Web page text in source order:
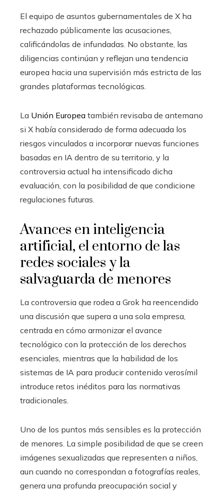
El equipo de asuntos gubernamentales de X ha
rechazado públicamente las acusaciones,
calificándolas de infundadas. No obstante, las
diligencias continúan y reflejan una tendencia
europea hacia una supervisión más estricta de las
grandes plataformas tecnológicas.
La Unión Europea también revisaba de antemano
si X había considerado de forma adecuada los
riesgos vinculados a incorporar nuevas funciones
basadas en IA dentro de su territorio, y la
controversia actual ha intensificado dicha
evaluación, con la posibilidad de que condicione
regulaciones futuras.
Avances en inteligencia
artificial, el entorno de las
redes sociales y la
salvaguarda de menores
La controversia que rodea a Grok ha reencendido
una discusión que supera a una sola empresa,
centrada en cómo armonizar el avance
tecnológico con la protección de los derechos
esenciales, mientras que la habilidad de los
sistemas de IA para producir contenido verosímil
introduce retos inéditos para las normativas
tradicionales.
Uno de los puntos más sensibles es la protección
de menores. La simple posibilidad de que se creen
imágenes sexualizadas que representen a niños,
aun cuando no correspondan a fotografías reales,
genera una profunda preocupación social y